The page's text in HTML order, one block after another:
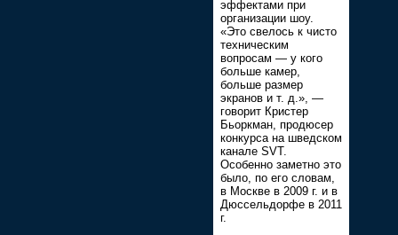
эффектами при
организации шоу.
«Это свелось к чисто
техническим
вопросам — у кого
больше камер,
больше размер
экранов и т. д.», —
говорит Кристер
Бьоркман, продюсер
конкурса на шведском
канале SVT.
Особенно заметно это
было, по его словам,
в Москве в 2009 г. и в
Дюссельдорфе в 2011
г.